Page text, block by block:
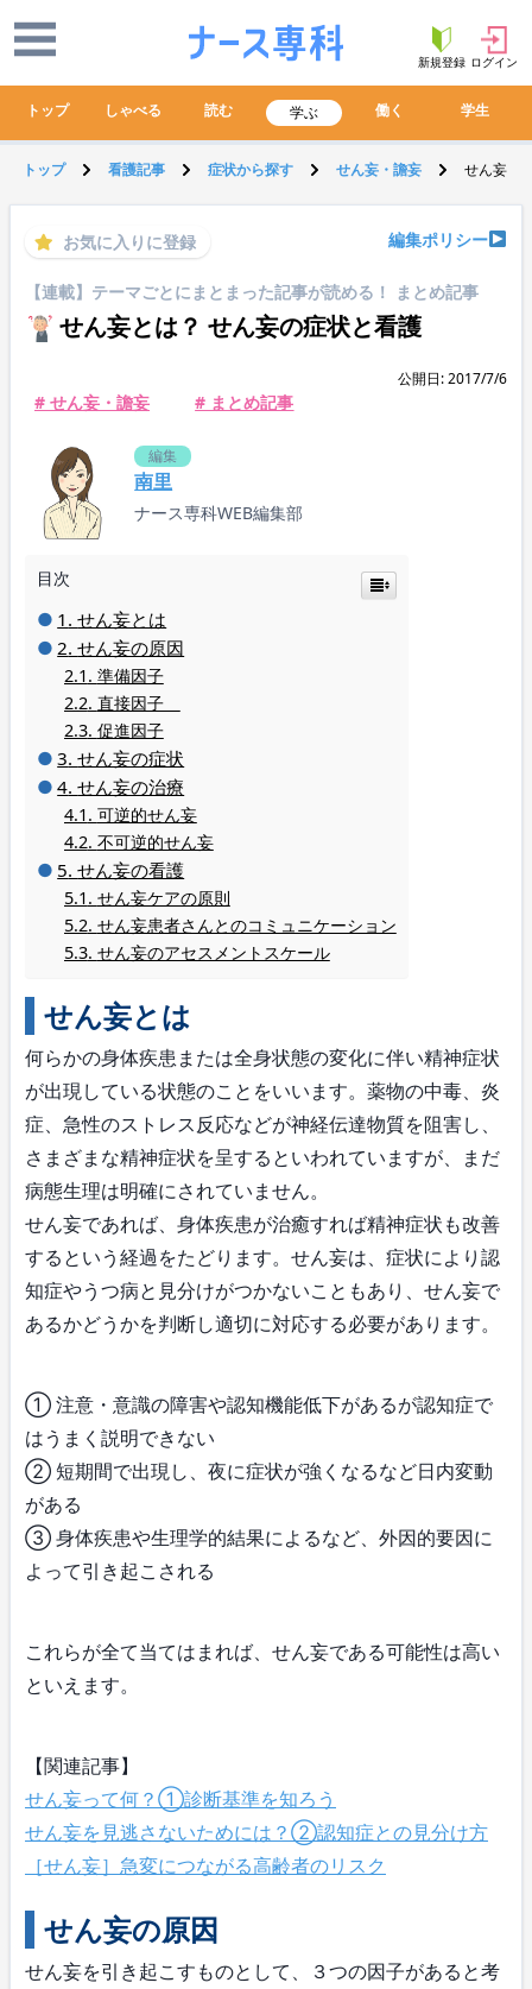
新規登録 ログイン
トップ しゃべる 読む 学ぶ 働く 学生
トップ 看護記事 症状から探す せん妄・譫妄 せん妄と
お気に入りに登録 編集ポリシー
【連載】テーマごとにまとまった記事が読める！ まとめ記事
せん妄とは？ せん妄の症状と看護
公開日: 2017/7/6
# せん妄・譫妄 # まとめ記事
編集
南里
ナース専科WEB編集部
目次
せん妄とは
せん妄の原因
準備因子
直接因子
促進因子
せん妄の症状
せん妄の治療
可逆的せん妄
不可逆的せん妄
せん妄の看護
せん妄ケアの原則
せん妄患者さんとのコミュニケーション
せん妄のアセスメントスケール
せん妄とは
何らかの身体疾患または全身状態の変化に伴い精神症状
が出現している状態のことをいいます。薬物の中毒、炎
症、急性のストレス反応などが神経伝達物質を阻害し、
さまざまな精神症状を呈するといわれていますが、まだ
病態生理は明確にされていません。
せん妄であれば、身体疾患が治癒すれば精神症状も改善
するという経過をたどります。せん妄は、症状により認
知症やうつ病と見分けがつかないこともあり、せん妄で
あるかどうかを判断し適切に対応する必要があります。
① 注意・意識の障害や認知機能低下があるが認知症で
はうまく説明できない
② 短期間で出現し、夜に症状が強くなるなど日内変動
がある
③ 身体疾患や生理学的結果によるなど、外因的要因に
よって引き起こされる
これらが全て当てはまれば、せん妄である可能性は高い
といえます。
【関連記事】
せん妄って何？①診断基準を知ろう
せん妄を見逃さないためには？②認知症との見分け方
［せん妄］急変につながる高齢者のリスク
せん妄の原因
せん妄を引き起こすものとして、３つの因子があると考